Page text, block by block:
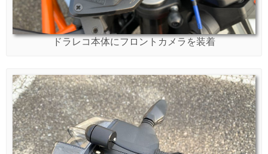
ドラレコ本体にフロントカメラを装着